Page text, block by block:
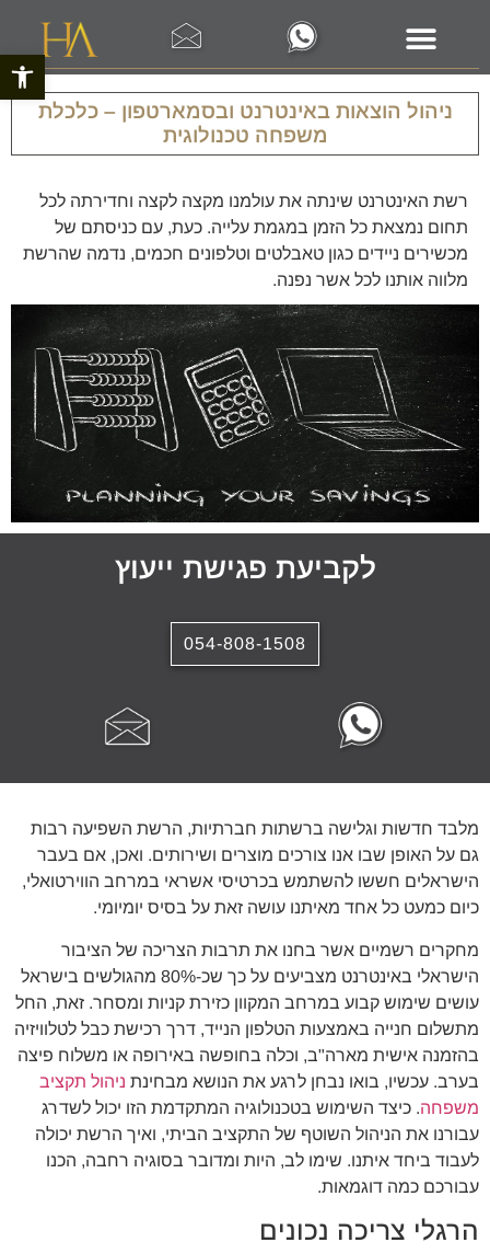
פתח
ניהול הוצאות באינטרנט ובסמארטפון – כלכלת
משפחה טכנולוגית
רשת האינטרנט שינתה את עולמנו מקצה לקצה וחדירתה לכל
תחום נמצאת כל הזמן במגמת עלייה. כעת, עם כניסתם של
מכשירים ניידים כגון טאבלטים וטלפונים חכמים, נדמה שהרשת
מלווה אותנו לכל אשר נפנה.
לקביעת פגישת ייעוץ
054-808-1508
מלבד חדשות וגלישה ברשתות חברתיות, הרשת השפיעה רבות
גם על האופן שבו אנו צורכים מוצרים ושירותים. ואכן, אם בעבר
הישראלים חששו להשתמש בכרטיסי אשראי במרחב הווירטואלי,
כיום כמעט כל אחד מאיתנו עושה זאת על בסיס יומיומי.
מחקרים רשמיים אשר בחנו את תרבות הצריכה של הציבור
הישראלי באינטרנט מצביעים על כך שכ-80% מהגולשים בישראל
עושים שימוש קבוע במרחב המקוון כזירת קניות ומסחר. זאת, החל
מתשלום חנייה באמצעות הטלפון הנייד, דרך רכישת כבל לטלוויזיה
בהזמנה אישית מארה"ב, וכלה בחופשה באירופה או משלוח פיצה
בערב. עכשיו, בואו נבחן לרגע את הנושא מבחינת ניהול תקציב
משפחה. כיצד השימוש בטכנולוגיה המתקדמת הזו יכול לשדרג
עבורנו את הניהול השוטף של התקציב הביתי, ואיך הרשת יכולה
לעבוד ביחד איתנו. שימו לב, היות ומדובר בסוגיה רחבה, הכנו
עבורכם כמה דוגמאות.
הרגלי צריכה נכונים